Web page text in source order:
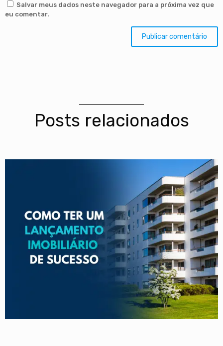
Salvar meus dados neste navegador para a próxima vez que
eu comentar.
Posts relacionados